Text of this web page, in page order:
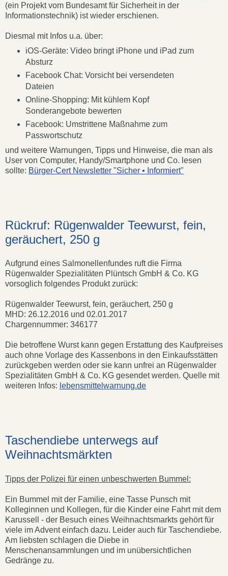
(ein Projekt vom Bundesamt für Sicherheit in der
Informationstechnik) ist wieder erschienen.
Diesmal mit Infos u.a. über:
iOS-Geräte: Video bringt iPhone und iPad zum
Absturz
Facebook Chat: Vorsicht bei versendeten
Dateien
Online-Shopping: Mit kühlem Kopf
Sonderangebote bewerten
Facebook: Umstrittene Maßnahme zum
Passwortschutz
und weitere Warnungen, Tipps und Hinweise, die man als
User von Computer, Handy/Smartphone und Co. lesen
sollte: Bürger-Cert Newsletter "Sicher • Informiert"
Rückruf: Rügenwalder Teewurst, fein,
geräuchert, 250 g
Aufgrund eines Salmonellenfundes ruft die Firma
Rügenwalder Spezialitäten Plüntsch GmbH & Co. KG
vorsoglich folgendes Produkt zurück:
Rügenwalder Teewurst, fein, geräuchert, 250 g
MHD: 26.12.2016 und 02.01.2017
Chargennummer: 346177
Die betroffene Wurst kann gegen Erstattung des Kaufpreises
auch ohne Vorlage des Kassenbons in den Einkaufsstätten
zurückgeben werden oder sie kann unfrei an Rügenwalder
Spezialitäten GmbH & Co. KG gesendet werden. Quelle mit
weiteren Infos: lebensmittelwarnung.de
Taschendiebe unterwegs auf
Weihnachtsmärkten
Tipps der Polizei für einen unbeschwerten Bummel:
Ein Bummel mit der Familie, eine Tasse Punsch mit
Kolleginnen und Kollegen, für die Kinder eine Fahrt mit dem
Karussell - der Besuch eines Weihnachtsmarkts gehört für
viele im Advent einfach dazu. Leider auch für Taschendiebe.
Am liebsten schlagen die Diebe in
Menschenansammlungen und im unübersichtlichen
Gedränge zu.